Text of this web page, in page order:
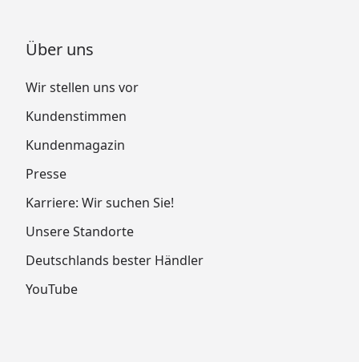
Über uns
Wir stellen uns vor
Kundenstimmen
Kundenmagazin
Presse
Karriere: Wir suchen Sie!
Unsere Standorte
Deutschlands bester Händler
YouTube